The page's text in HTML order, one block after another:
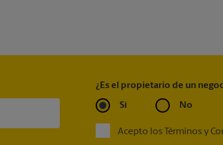
¿Es el propietario de un
Sí No
Acepto los Términos y